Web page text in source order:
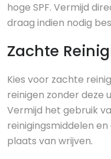
hoge SPF. Vermijd
draag indien nodig
Zachte
Kies voor zachte
reinigen zonder deze
Vermijd het gebruik
reinigingsmiddelen
plaats van wrijven.